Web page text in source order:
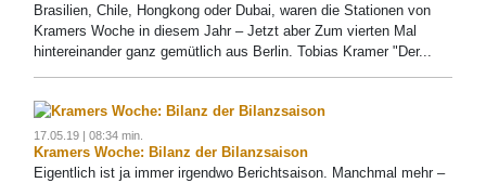
Brasilien, Chile, Hongkong oder Dubai, waren die Stationen von
Kramers Woche in diesem Jahr – Jetzt aber Zum vierten Mal
hintereinander ganz gemütlich aus Berlin. Tobias Kramer "Der...
17.05.19 | 08:34 min.
Kramers Woche: Bilanz der Bilanzsaison
Eigentlich ist ja immer irgendwo Berichtsaison. Manchmal mehr –